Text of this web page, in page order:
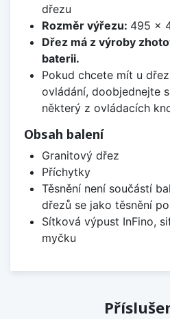
dřezu
Rozměr výřezu: 495 x
Dřez má z výroby
baterii.
Pokud chcete mít u
ovládání, doobjednejte
některý z ovládacích
Obsah balení
Granitový dřez
Příchytky
Těsnění není součástí
dřezů se jako těsnění
Sítková výpust InFino,
myčku